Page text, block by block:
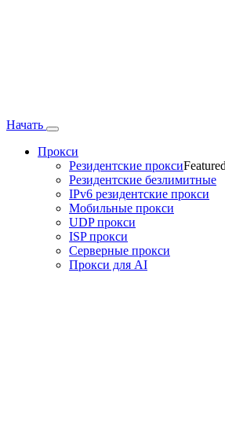
Начать
Прокси
Резидентские проксиFeatured
Резидентские безлимитные
IPv6 резидентские прокси
Мобильные прокси
UDP прокси
ISP прокси
Серверные прокси
Прокси для AI